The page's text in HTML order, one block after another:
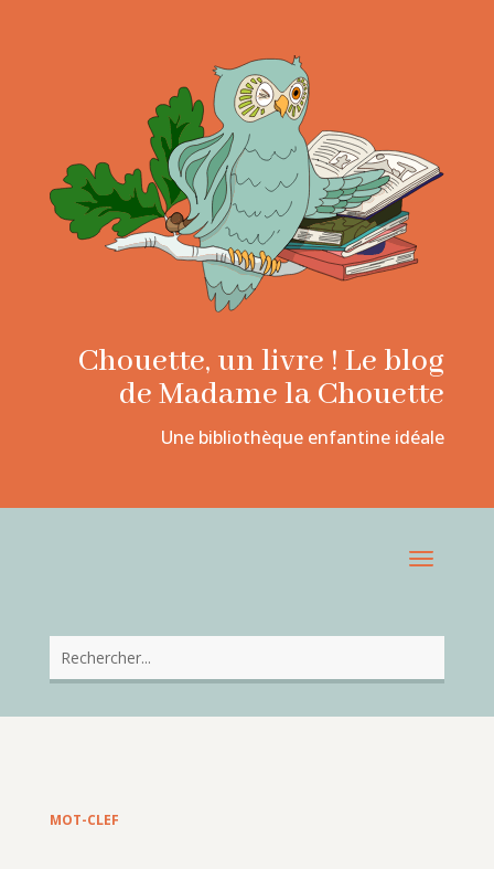
Chouette, un livre ! Le blog
de Madame la Chouette
Une bibliothèque enfantine idéale
MOT-CLEF